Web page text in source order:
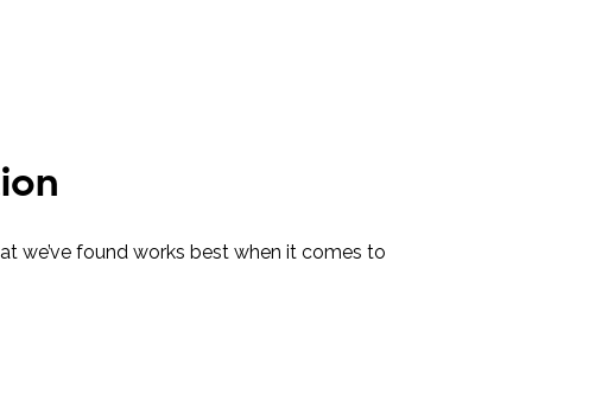
we’ve found works best when it comes to